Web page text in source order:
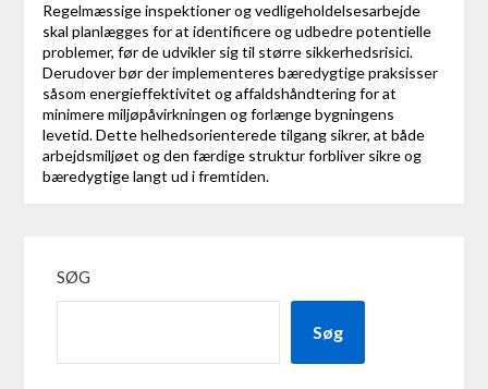
Regelmæssige inspektioner og vedligeholdelsesarbejde
skal planlægges for at identificere og udbedre potentielle
problemer, før de udvikler sig til større sikkerhedsrisici.
Derudover bør der implementeres bæredygtige praksisser
såsom energieffektivitet og affaldshåndtering for at
minimere miljøpåvirkningen og forlænge bygningens
levetid. Dette helhedsorienterede tilgang sikrer, at både
arbejdsmiljøet og den færdige struktur forbliver sikre og
bæredygtige langt ud i fremtiden.
SØG
Søg